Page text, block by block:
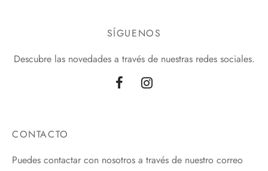
SÍGUENOS
Descubre las novedades a través de nuestras redes sociales.
CONTACTO
Puedes contactar con nosotros a través de nuestro correo